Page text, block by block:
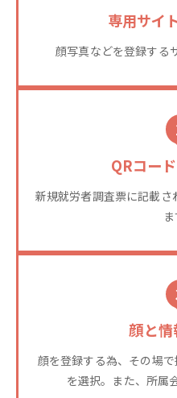
専用サイ
顔写真などを登録する
QRコー
新規就労者調査票に記載
ま
顔と
顔を登録する為、その場
を選択。また、所属